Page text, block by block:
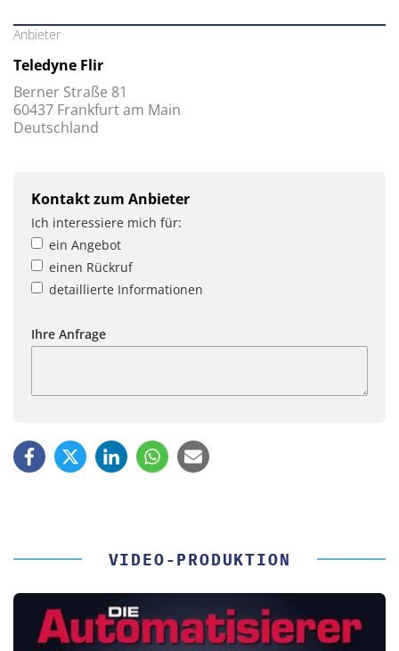
Anbieter
Teledyne Flir
Berner Straße 81
60437 Frankfurt am Main
Deutschland
Kontakt zum Anbieter
Ich interessiere mich für:
ein Angebot
einen Rückruf
detaillierte Informationen
Ihre Anfrage
VIDEO-PRODUKTION